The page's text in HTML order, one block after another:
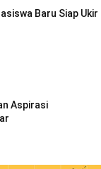
Baru Siap Ukir
Aspirasi